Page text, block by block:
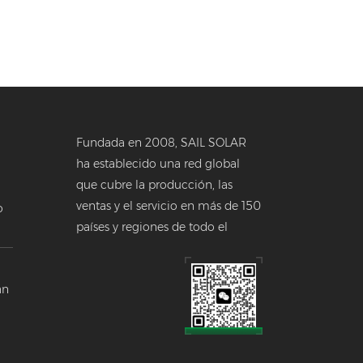
Fundada en 2008, SAIL SOLAR
ha establecido una red global
que cubre la producción, las
ventas y el servicio en más de 150
países y regiones de todo el